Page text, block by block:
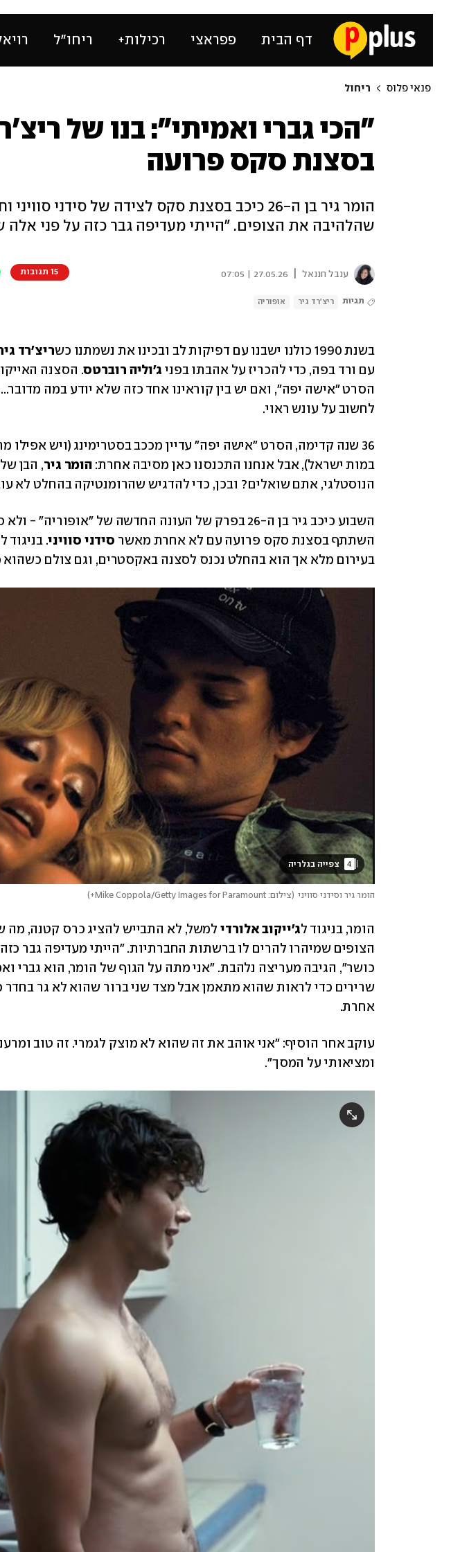
דף הבית פפראצי רכילות+ ריחו״ל
פנאי פלוס ריחול
"הכי גברי ואמיתי": בנו של
בסצנת סקס פרועה
הומר גיר בן ה-26 כיכב בסצנת סקס לצידה של סידני
שהלהיבה את הצופים. "הייתי מעדיפה גבר כזה על פני אלה
ענבל חננאל 27.05.26 | 07:05 15 תגובות
תגיות ריצ'רד גיר אופוריה
בשנת 1990 כולנו ישבנו עם דפיקות לב ובכינו את נשמתנו כש ריצ'רד
עם ורד בפה, כדי להכריז על אהבתו בפני ג'וליה רוברטס
לחשוב על עונש ראוי.
במות ישראל), אבל אנחנו התכנסנו כאן מסיבה אחרת: הומר גיר
הנוסטלגי, אתם שואלים? ובכן, כדי להדגיש שהרומנטיקה בהחלט לא
השתתף בסצנת סקס פרועה עם לא אחרת מאשר סידני סוויני
בעירום מלא אך הוא בהחלט נכנס לסצנה באקסטרים, וגם צולם
4
הומר גיר וסידני סוויני (צילום: Mike Coppola/Getty Images for Paramount+ )
הומר, בניגוד לג'ייקוב אלורדי
אחרת.
ומציאותי על המסך".